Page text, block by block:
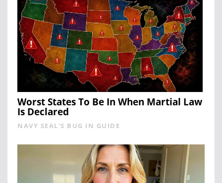
Worst States To Be In When Martial Law
Is Declared
NAVY SEAL'S BUG IN GUIDE